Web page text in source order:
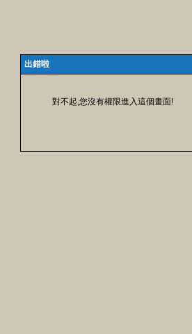
出錯啦
對不起,您沒有權限進入這個畫面!